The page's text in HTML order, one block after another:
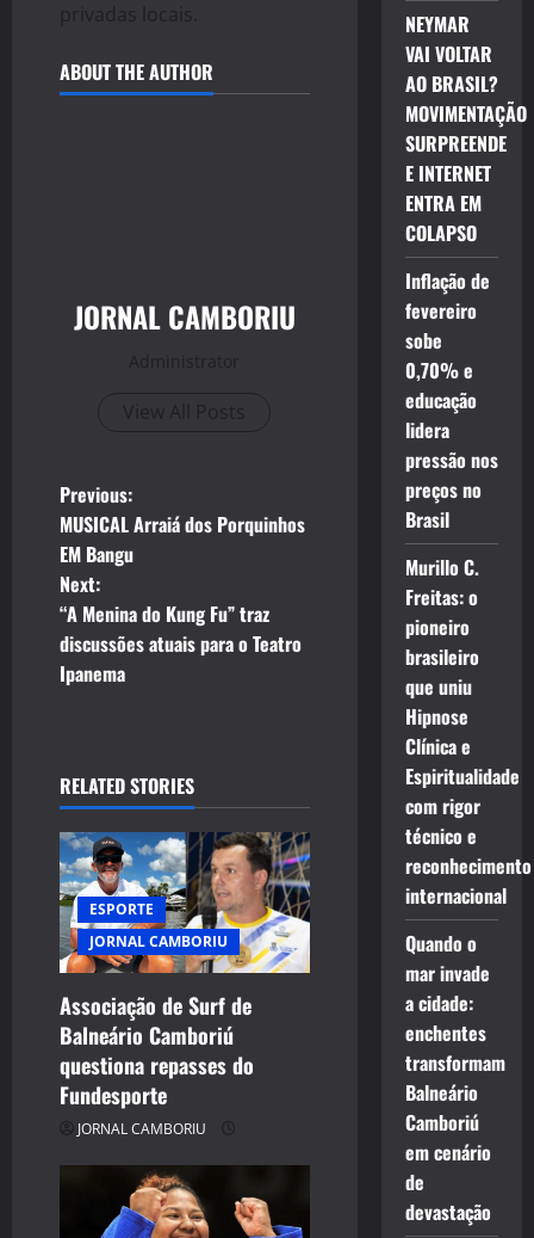
privadas locais.
ABOUT THE AUTHOR
JORNAL CAMBORIU
Administrator
View All Posts
P
o
s
t
n
v
i
g
a
t
i
o
n
Previous:
MUSICAL Arraiá dos Porquinhos
EM Bangu
Next:
“A Menina do Kung Fu” traz
discussões atuais para o Teatro
Ipanema
RELATED STORIES
ESPORTE
JORNAL CAMBORIU
Associação de Surf de
Balneário Camboriú
questiona repasses do
Fundesporte
JORNAL CAMBORIU
NEYMAR
VAI VOLTAR
AO BRASIL?
MOVIMENTAÇÃO
SURPREENDE
E INTERNET
ENTRA EM
COLAPSO
Inflação de
fevereiro
sobe
0,70% e
educação
lidera
pressão nos
preços no
Brasil
Murillo C.
Freitas: o
pioneiro
brasileiro
que uniu
Hipnose
Clínica e
Espiritualidade
com rigor
técnico e
reconhecimento
internacional
Quando o
mar invade
a cidade:
enchentes
transformam
Balneário
Camboriú
em cenário
de
devastação